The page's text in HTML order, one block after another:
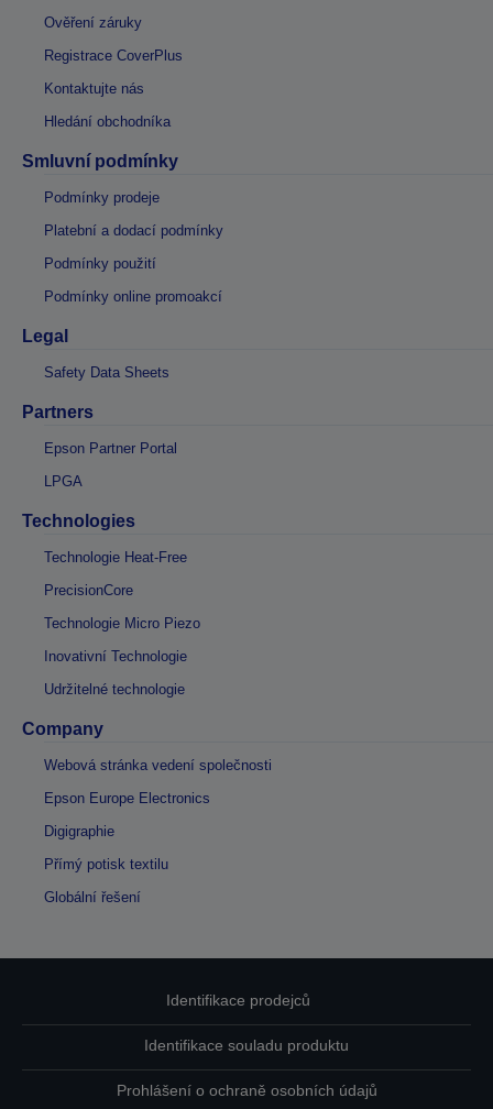
Ověření záruky
Registrace CoverPlus
Kontaktujte nás
Hledání obchodníka
Smluvní podmínky
Podmínky prodeje
Platební a dodací podmínky
Podmínky použití
Podmínky online promoakcí
Legal
Safety Data Sheets
Partners
Epson Partner Portal
LPGA
Technologies
Technologie Heat-Free
PrecisionCore
Technologie Micro Piezo
Inovativní Technologie
Udržitelné technologie
Company
Webová stránka vedení společnosti
Epson Europe Electronics
Digigraphie
Přímý potisk textilu
Globální řešení
Identifikace prodejců
Identifikace souladu produktu
Prohlášení o ochraně osobních údajů